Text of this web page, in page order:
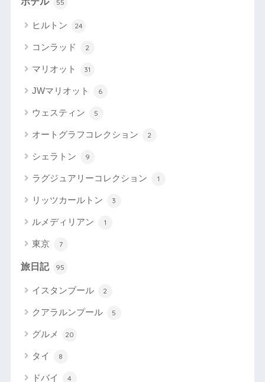
55
ヒルトン 24
コンラッド 2
マリオット 31
JWマリオット 6
ウェスティン 5
オートグラフコレクション 2
シェラトン 9
ラグジュアリーコレクション 1
リッツカールトン 3
ルメディリアン 1
東京 7
旅日記 95
イスタンブール 2
クアラルンプール 5
グルメ 20
タイ 8
ドバイ 4